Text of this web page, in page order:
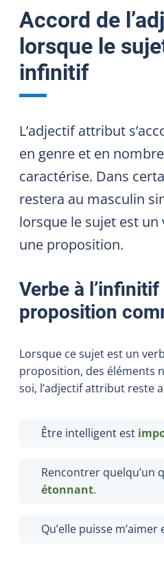
Accord de
lorsque le
infinitif
L’adjectif attribut
en genre et en
caractérise. Dans
restera au masculin
lorsque le sujet est un
une proposition.
Verbe à l’infinitif
proposition
Lorsque ce sujet est un
proposition, des éléments
soi, l’adjectif attribut reste
Être intelligent est
Rencontrer quelqu’un
étonnant.
Qu’elle puisse m’aimer